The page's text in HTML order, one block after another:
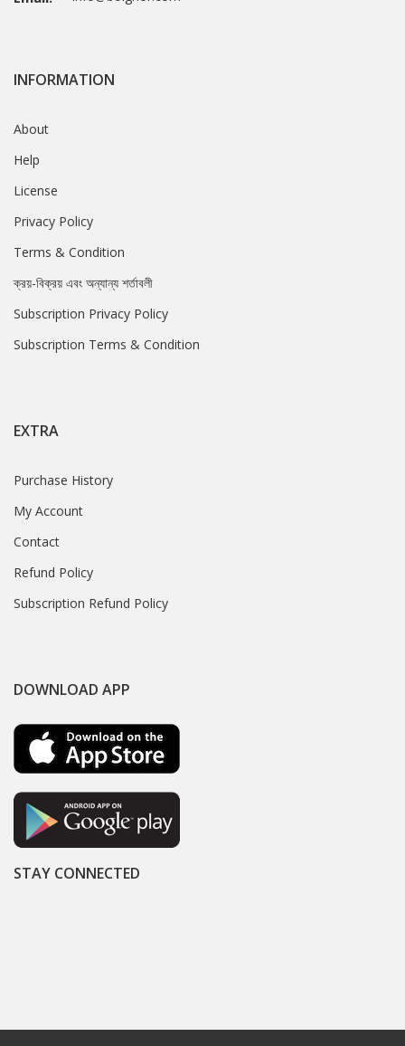
INFORMATION
About
Help
License
Privacy Policy
Terms & Condition
ক্রয়-বিক্রয় এবং অন্যান্য শর্তাবলী
Subscription Privacy Policy
Subscription Terms & Condition
EXTRA
Purchase History
My Account
Contact
Refund Policy
Subscription Refund Policy
DOWNLOAD APP
STAY CONNECTED